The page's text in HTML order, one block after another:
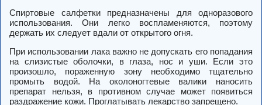
Спиртовые салфетки предназначены для одноразового
использования. Они легко воспламеняются, поэтому
держать их следует вдали от открытого огня.
При использовании лака важно не допускать его попадания
на слизистые оболочки, в глаза, нос и уши. Если это
произошло, пораженную зону необходимо тщательно
промыть водой. На околоногтевые валики наносить
препарат нельзя, в противном случае может появиться
раздражение кожи. Проглатывать лекарство запрещено.